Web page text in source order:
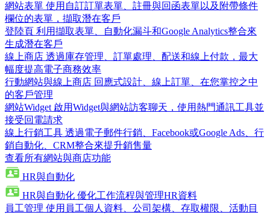
網站表單 使用自訂訂單表單、註冊與回函表單以及附帶條件
欄位的表單，擷取潛在客戶
登陸頁 利用擷取表單、自動化漏斗和Google Analytics整合來
生成潛在客戶
線上商店 透過庫存管理、訂單處理、配送和線上付款，最大
幅度提高電子商務效率
行動網站與線上商店 回應式設計、線上訂單、在您掌控之中
的客戶管理
網站Widget 啟用Widget與網站訪客聊天，使用熱門通訊工具並
接受回電請求
線上行銷工具 透過電子郵件行銷、Facebook或Google Ads、行
銷自動化、CRM整合來提升銷售量
查看所有網站與商店功能
HR與自動化
HR與自動化 優化工作流程與管理HR資料
員工管理 使用員工個人資料、公司架構、存取權限、活動目